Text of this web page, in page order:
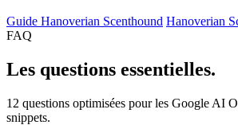
Guide Hanoverian Scenthound Hanoverian
FAQ
Les questions essentielles.
12 questions optimisées pour les Google AI
snippets.